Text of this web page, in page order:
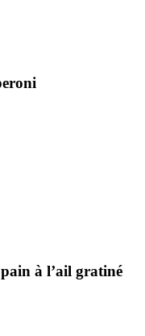
pain à l’ail gratiné